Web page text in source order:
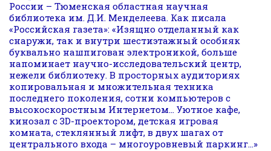
России – Тюменская областная научная
библиотека им. Д.И. Менделеева. Как писала
«Российская газета»: «Изящно отделанный как
снаружи, так и внутри шестиэтажный особняк
буквально нашпигован электроникой, больше
напоминает научно-исследовательский центр,
нежели библиотеку. В просторных аудиториях
копировальная и множительная техника
последнего поколения, сотни компьютеров с
высокоскоростным Интернетом… Уютное кафе,
кинозал с 3D-проектором, детская игровая
комната, стеклянный лифт, в двух шагах от
центрального входа – многоуровневый паркинг…»